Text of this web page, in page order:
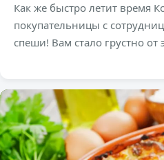
Как же быстро летит время
покупательницы с
спеши! Вам стало грустно от